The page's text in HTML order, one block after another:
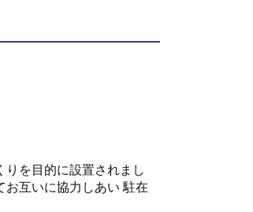
を目的に設置されまし
お互いに協力しあい 駐在